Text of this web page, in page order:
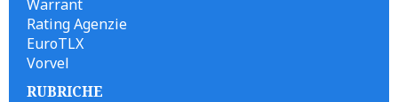
Warrant
Rating Agenzie
EuroTLX
Vorvel
RUBRICHE